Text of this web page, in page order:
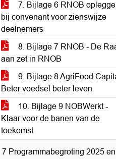
7. Bijlage 6 RNOB
bij convenant voor zienswijze
deelnemers
8. Bijlage 7 RNOB - De
aan zet in RNOB
9. Bijlage 8 AgriFood
Beter voedsel beter leven
10. Bijlage 9 NOBWerkt -
Klaar voor de banen van de
toekomst
7 Programmabegroting 2025 en